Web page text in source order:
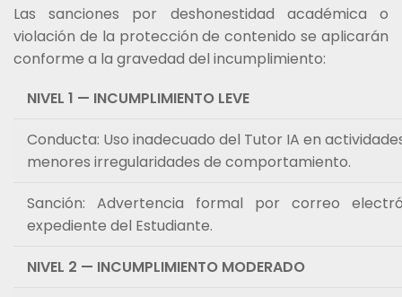
Las sanciones por deshonestidad académica o
violación de la protección de contenido se aplicarán
conforme a la gravedad del incumplimiento:
NIVEL 1 — INCUMPLIMIENTO LEVE
Conducta: Uso inadecuado del Tutor IA en
menores irregularidades de comportamiento.
Sanción: Advertencia formal por correo
expediente del Estudiante.
NIVEL 2 — INCUMPLIMIENTO MODERADO